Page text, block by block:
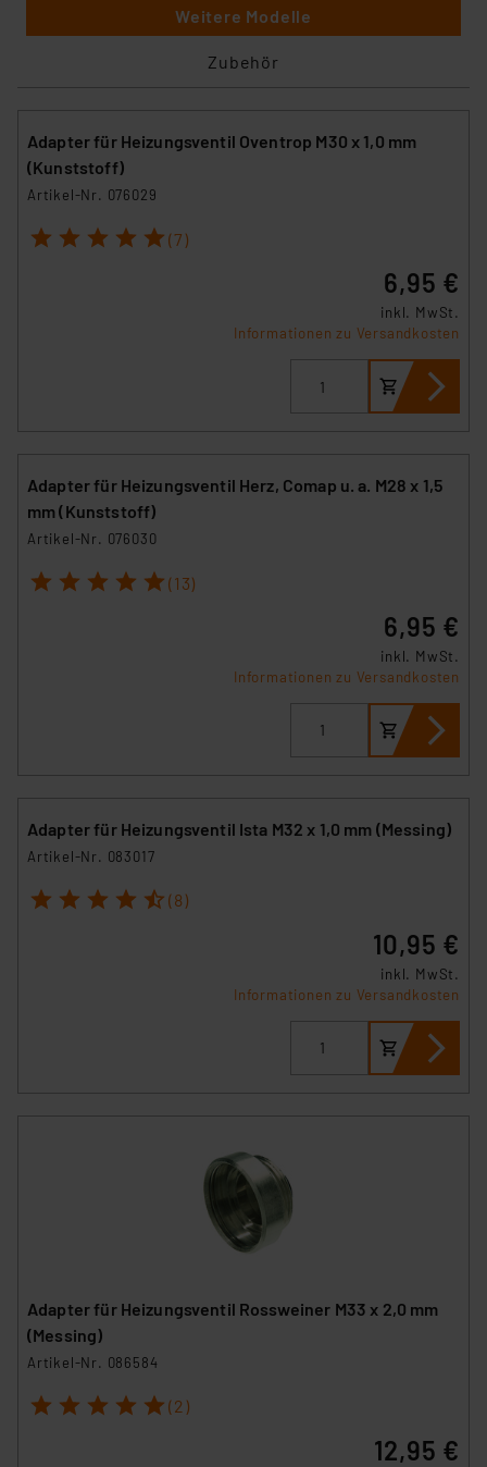
Weitere Modelle
Zubehör
Adapter für Heizungsventil Oventrop M30 x 1,0 mm
(Kunststoff)
Artikel-Nr. 076029
1 2 3 4 5 (7)
6,95 €
inkl. MwSt.
Informationen zu Versandkosten
Adapter für Heizungsventil Herz, Comap u. a. M28 x 1,5
mm (Kunststoff)
Artikel-Nr. 076030
1 2 3 4 5 (13)
6,95 €
inkl. MwSt.
Informationen zu Versandkosten
Adapter für Heizungsventil Ista M32 x 1,0 mm (Messing)
Artikel-Nr. 083017
1 2 3 4 5 (8)
10,95 €
inkl. MwSt.
Informationen zu Versandkosten
Adapter für Heizungsventil Rossweiner M33 x 2,0 mm
(Messing)
Artikel-Nr. 086584
1 2 3 4 5 (2)
12,95 €